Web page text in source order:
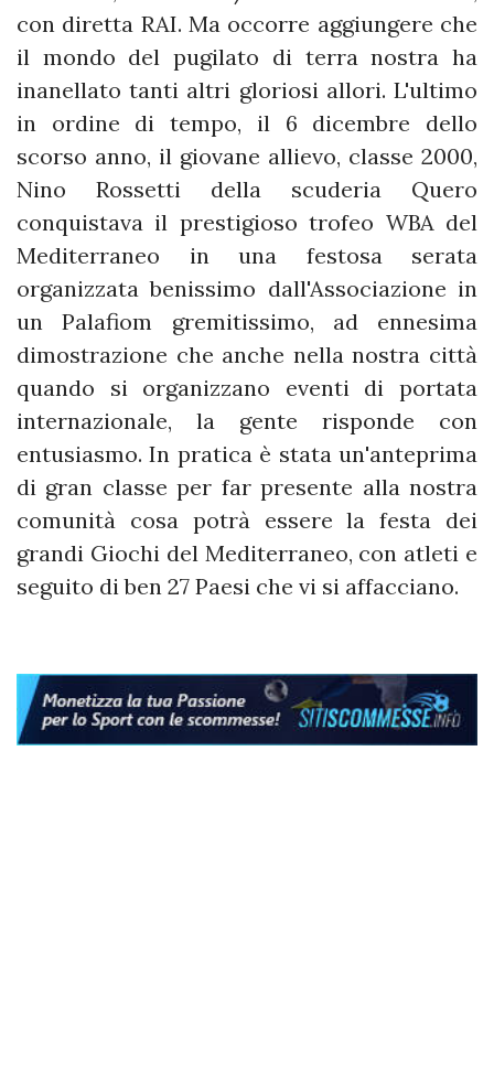
con diretta RAI. Ma occorre aggiungere che
il mondo del pugilato di terra nostra ha
inanellato tanti altri gloriosi allori. L'ultimo
in ordine di tempo, il 6 dicembre dello
scorso anno, il giovane allievo, classe 2000,
Nino Rossetti della scuderia Quero
conquistava il prestigioso trofeo WBA del
Mediterraneo in una festosa serata
organizzata benissimo dall'Associazione in
un Palafiom gremitissimo, ad ennesima
dimostrazione che anche nella nostra città
quando si organizzano eventi di portata
internazionale, la gente risponde con
entusiasmo. In pratica è stata un'anteprima
di gran classe per far presente alla nostra
comunità cosa potrà essere la festa dei
grandi Giochi del Mediterraneo, con atleti e
seguito di ben 27 Paesi che vi si affacciano.